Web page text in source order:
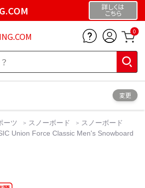
詳しくは
こちら
0
変更
ーツ スノーボード
スノーボード
Union Force Classic Men's Snowboard